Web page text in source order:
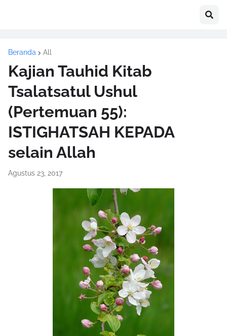
Beranda All
Kajian Tauhid Kitab
Tsalatsatul Ushul
(Pertemuan 55):
ISTIGHATSAH KEPADA
selain Allah
Agustus 23, 2017